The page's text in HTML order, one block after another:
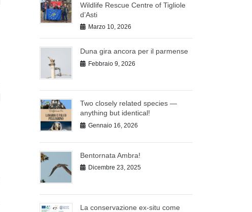
Wildlife Rescue Centre of Tigliole
d’Asti
Marzo 10, 2026
Duna gira ancora per il parmense
Febbraio 9, 2026
Two closely related species —
anything but identical!
Gennaio 16, 2026
Bentornata Ambra!
Dicembre 23, 2025
La conservazione ex-situ come